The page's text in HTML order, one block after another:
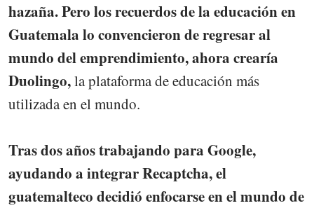
hazaña. Pero los recuerdos de la educación en
Guatemala lo convencieron de regresar al
mundo del emprendimiento, ahora crearía
Duolingo,la plataforma de educación más
utilizada en el mundo.
Tras dos años trabajando para Google,
ayudando a integrar Recaptcha, el
guatemalteco decidió enfocarse en el mundo de